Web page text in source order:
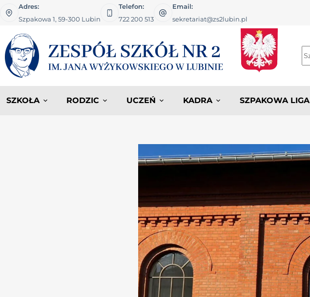
Adres:
Szpakowa 1, 59-300 Lubin
Telefon:
722 200 513
Email:
sekretariat@zs2lubin.pl
SZKOŁA RODZIC UCZEŃ KADRA SZPAKOWA LIGA